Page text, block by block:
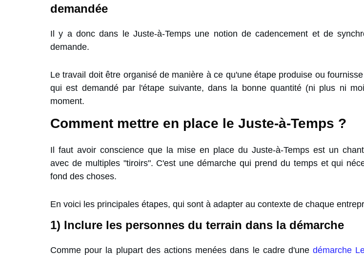
demandée
Il y a donc dans le Juste-à-Temps une notion de cadencement et de
demande.
Le travail doit être organisé de manière à ce qu'une étape produise ou
qui est demandé par l'étape suivante, dans la bonne quantité (ni plus ni
moment.
Comment mettre en place le Juste-à-Temps ?
Il faut avoir conscience que la mise en place du Juste-à-Temps est un
avec de multiples "tiroirs". C'est une démarche qui prend du temps et qui
fond des choses.
En voici les principales étapes, qui sont à adapter au contexte de chaque
1) Inclure les personnes du terrain dans la démarche
Comme pour la plupart des actions menées dans le cadre d'unedémarche